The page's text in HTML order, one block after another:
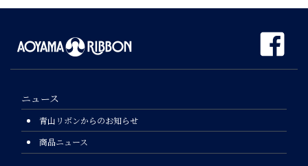
ニュース
青山リボンからのお知らせ
商品ニュース